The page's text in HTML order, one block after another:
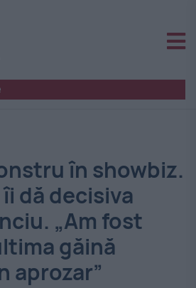
în showbiz.
dă decisiva
„Am fost
găină
aprozar”